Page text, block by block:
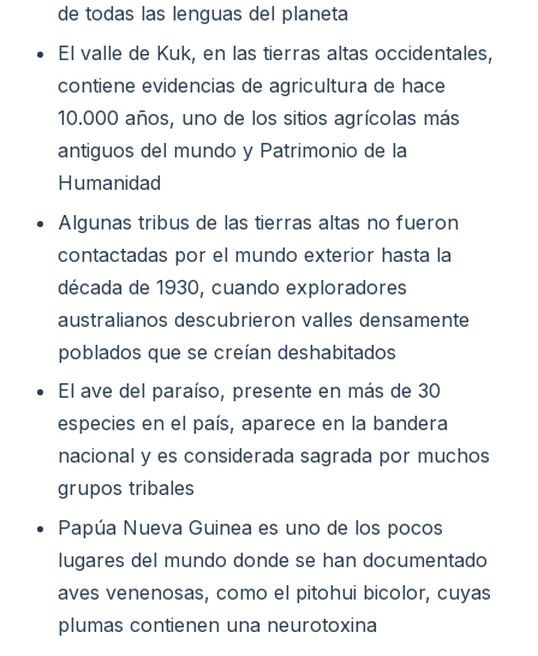
de todas las lenguas del planeta
El valle de Kuk, en las tierras altas occidentales,
contiene evidencias de agricultura de hace
10.000 años, uno de los sitios agrícolas más
antiguos del mundo y Patrimonio de la
Humanidad
Algunas tribus de las tierras altas no fueron
contactadas por el mundo exterior hasta la
década de 1930, cuando exploradores
australianos descubrieron valles densamente
poblados que se creían deshabitados
El ave del paraíso, presente en más de 30
especies en el país, aparece en la bandera
nacional y es considerada sagrada por muchos
grupos tribales
Papúa Nueva Guinea es uno de los pocos
lugares del mundo donde se han documentado
aves venenosas, como el pitohui bicolor, cuyas
plumas contienen una neurotoxina